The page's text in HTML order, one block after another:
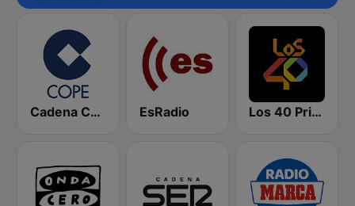
Cadena COPE EsRadio Los 40 Principales